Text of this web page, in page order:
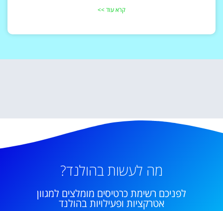
קרא עוד >>
מה לעשות בהולנד?
לפניכם רשימת כרטיסים מומלצים למגוון
אטרקציות ופעילויות בהולנד